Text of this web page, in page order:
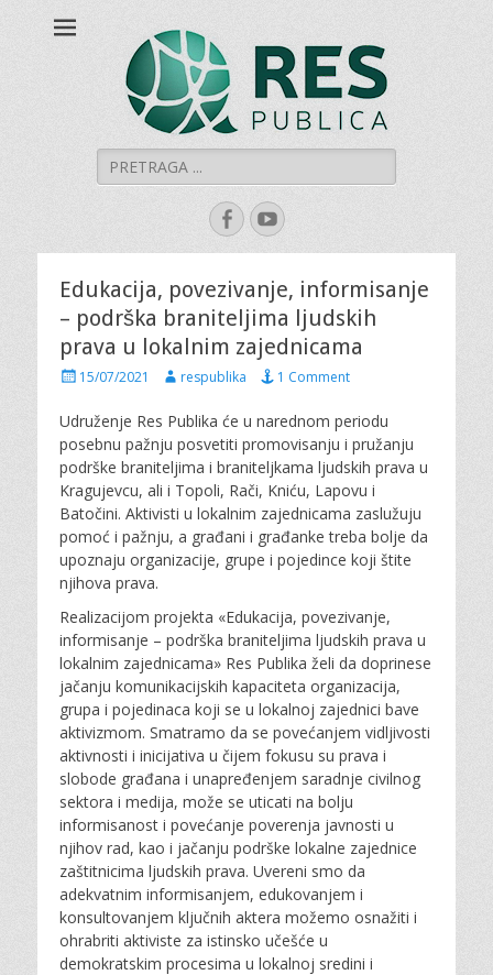
Šumadijski centar
za građanski
aktivizam "RES
PUBLICA"
Šumadijski centar za građanski aktivizam
Search
for:
FacebookYouTube
Edukacija, povezivanje, informisanje
– podrška braniteljima ljudskih
prava u lokalnim zajednicama
P
s
e
d
o
n
15/07/2021
A
t
h
o
r
respublika 1 Comment
Udruženje Res Publika će u narednom periodu
posebnu pažnju posvetiti promovisanju i pružanju
podrške braniteljima i braniteljkama ljudskih prava u
Kragujevcu, ali i Topoli, Rači, Kniću, Lapovu i
Batočini. Aktivisti u lokalnim zajednicama zaslužuju
pomoć i pažnju, a građani i građanke treba bolje da
upoznaju organizacije, grupe i pojedince koji štite
njihova prava.
Realizacijom projekta «Edukacija, povezivanje,
informisanje – podrška braniteljima ljudskih prava u
lokalnim zajednicama» Res Publika želi da doprinese
jačanju komunikacijskih kapaciteta organizacija,
grupa i pojedinaca koji se u lokalnoj zajednici bave
aktivizmom. Smatramo da se povećanjem vidljivosti
aktivnosti i inicijativa u čijem fokusu su prava i
slobode građana i unapređenjem saradnje civilnog
sektora i medija, može se uticati na bolju
informisanost i povećanje poverenja javnosti u
njihov rad, kao i jačanju podrške lokalne zajednice
zaštitnicima ljudskih prava. Uvereni smo da
adekvatnim informisanjem, edukovanjem i
konsultovanjem ključnih aktera možemo osnažiti i
ohrabriti aktiviste za istinsko učešće u
demokratskim procesima u lokalnoj sredini i